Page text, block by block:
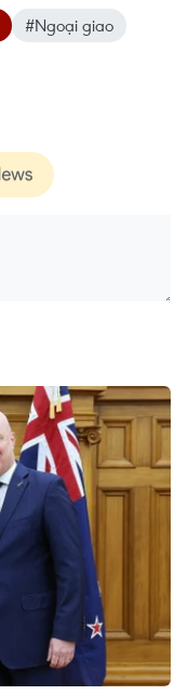
#Ngoại giao